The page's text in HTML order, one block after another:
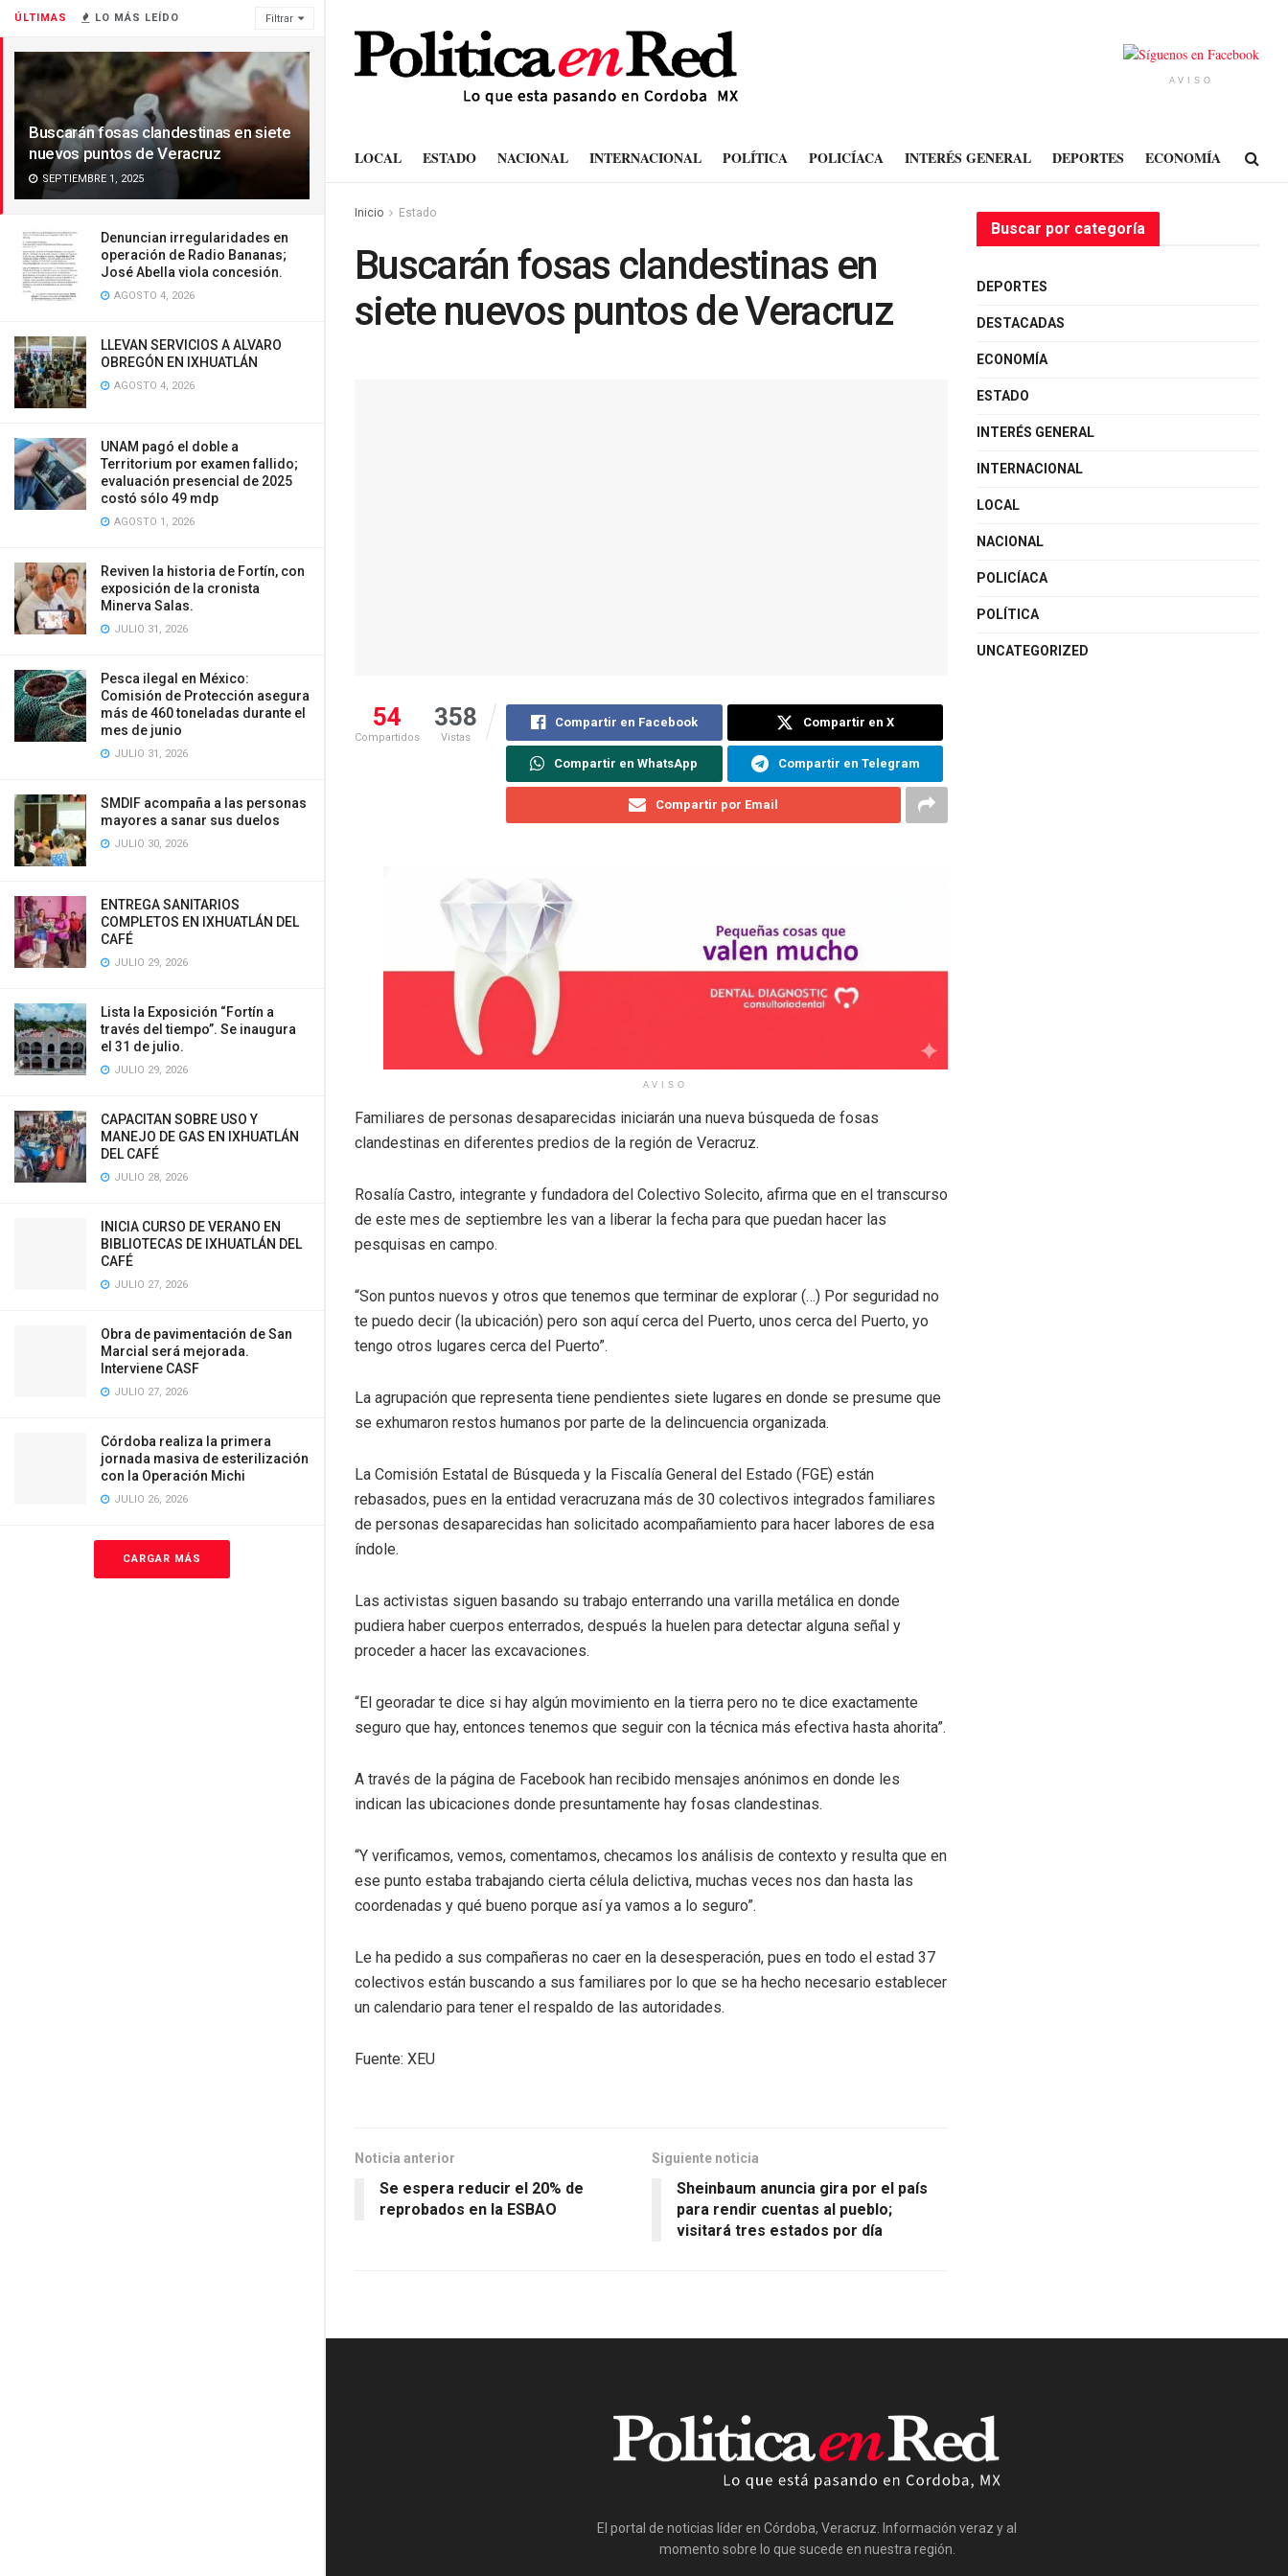
ÚLTIMAS LO MÁS LEÍDO Filtrar
Buscarán fosas clandestinas en siete
nuevos puntos de Veracruz
SEPTIEMBRE 1, 2025
Denuncian irregularidades en
operación de Radio Bananas;
José Abella viola concesión.
AGOSTO 4, 2026
LLEVAN SERVICIOS A ALVARO
OBREGÓN EN IXHUATLÁN
AGOSTO 4, 2026
UNAM pagó el doble a
Territorium por examen fallido;
evaluación presencial de 2025
costó sólo 49 mdp
AGOSTO 1, 2026
Reviven la historia de Fortín, con
exposición de la cronista
Minerva Salas.
JULIO 31, 2026
Pesca ilegal en México:
Comisión de Protección asegura
más de 460 toneladas durante el
mes de junio
JULIO 31, 2026
SMDIF acompaña a las personas
mayores a sanar sus duelos
JULIO 30, 2026
ENTREGA SANITARIOS
COMPLETOS EN IXHUATLÁN DEL
CAFÉ
JULIO 29, 2026
Lista la Exposición “Fortín a
través del tiempo”. Se inaugura
el 31 de julio.
JULIO 29, 2026
CAPACITAN SOBRE USO Y
MANEJO DE GAS EN IXHUATLÁN
DEL CAFÉ
JULIO 28, 2026
INICIA CURSO DE VERANO EN
BIBLIOTECAS DE IXHUATLÁN DEL
CAFÉ
JULIO 27, 2026
Obra de pavimentación de San
Marcial será mejorada.
Interviene CASF
JULIO 27, 2026
Córdoba realiza la primera
jornada masiva de esterilización
con la Operación Michi
JULIO 26, 2026
CARGAR MÁS
AVISO
LOCAL ESTADO NACIONAL INTERNACIONAL POLÍTICA POLICÍACA INTERÉS GENERAL DEPORTES ECONOMÍA
Inicio Estado
Buscarán fosas clandestinas en
siete nuevos puntos de Veracruz
54
Compartidos
358
Vistas
Compartir en Facebook Compartir en X
Compartir en WhatsApp Compartir en Telegram
Compartir por Email
AVISO
Familiares de personas desaparecidas iniciarán una nueva búsqueda de fosas
clandestinas en diferentes predios de la región de Veracruz.
Rosalía Castro, integrante y fundadora del Colectivo Solecito, afirma que en el transcurso
de este mes de septiembre les van a liberar la fecha para que puedan hacer las
pesquisas en campo.
“Son puntos nuevos y otros que tenemos que terminar de explorar (…) Por seguridad no
te puedo decir (la ubicación) pero son aquí cerca del Puerto, unos cerca del Puerto, yo
tengo otros lugares cerca del Puerto”.
La agrupación que representa tiene pendientes siete lugares en donde se presume que
se exhumaron restos humanos por parte de la delincuencia organizada.
La Comisión Estatal de Búsqueda y la Fiscalía General del Estado (FGE) están
rebasados, pues en la entidad veracruzana más de 30 colectivos integrados familiares
de personas desaparecidas han solicitado acompañamiento para hacer labores de esa
índole.
Las activistas siguen basando su trabajo enterrando una varilla metálica en donde
pudiera haber cuerpos enterrados, después la huelen para detectar alguna señal y
proceder a hacer las excavaciones.
“El georadar te dice si hay algún movimiento en la tierra pero no te dice exactamente
seguro que hay, entonces tenemos que seguir con la técnica más efectiva hasta ahorita”.
A través de la página de Facebook han recibido mensajes anónimos en donde les
indican las ubicaciones donde presuntamente hay fosas clandestinas.
“Y verificamos, vemos, comentamos, checamos los análisis de contexto y resulta que en
ese punto estaba trabajando cierta célula delictiva, muchas veces nos dan hasta las
coordenadas y qué bueno porque así ya vamos a lo seguro”.
Le ha pedido a sus compañeras no caer en la desesperación, pues en todo el estad 37
colectivos están buscando a sus familiares por lo que se ha hecho necesario establecer
un calendario para tener el respaldo de las autoridades.
Fuente: XEU
Noticia anterior
Se espera reducir el 20% de
reprobados en la ESBAO
Siguiente noticia
Sheinbaum anuncia gira por el país
para rendir cuentas al pueblo;
visitará tres estados por día
Buscar por categoría
DEPORTES
DESTACADAS
ECONOMÍA
ESTADO
INTERÉS GENERAL
INTERNACIONAL
LOCAL
NACIONAL
POLICÍACA
POLÍTICA
UNCATEGORIZED
El portal de noticias líder en Córdoba, Veracruz. Información veraz y al
momento sobre lo que sucede en nuestra región.